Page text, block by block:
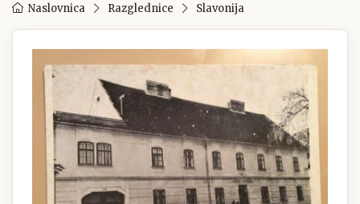
Naslovnica Razglednice Slavonija